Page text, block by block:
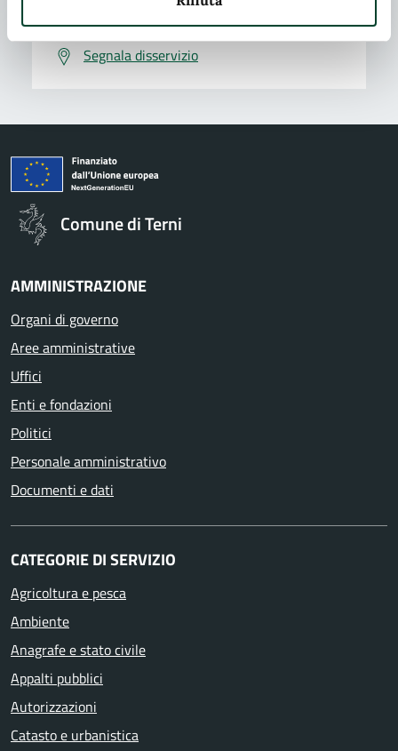
Problemi in città
Segnala disservizio
Comune di Terni
AMMINISTRAZIONE
Organi di governo
Aree amministrative
Uffici
Enti e fondazioni
Politici
Personale amministrativo
Documenti e dati
CATEGORIE DI SERVIZIO
Agricoltura e pesca
Ambiente
Anagrafe e stato civile
Appalti pubblici
Autorizzazioni
Catasto e urbanistica